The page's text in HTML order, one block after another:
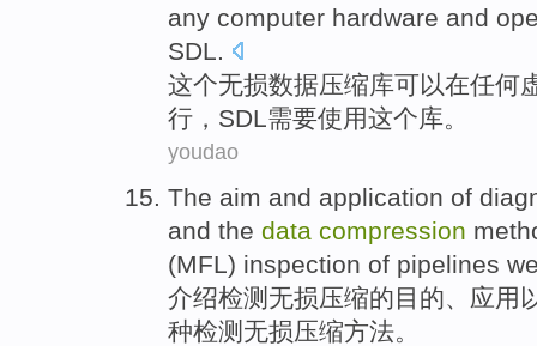
any computer hardware and
SDL.
这个无损数据压缩库可以在任何
行，SDL需要使用这个库。
youdao
The aim and application of
and the data compression
(MFL) inspection of pipelines
介绍检测 无损压缩的目的、 应用
种检测无损压缩方法。